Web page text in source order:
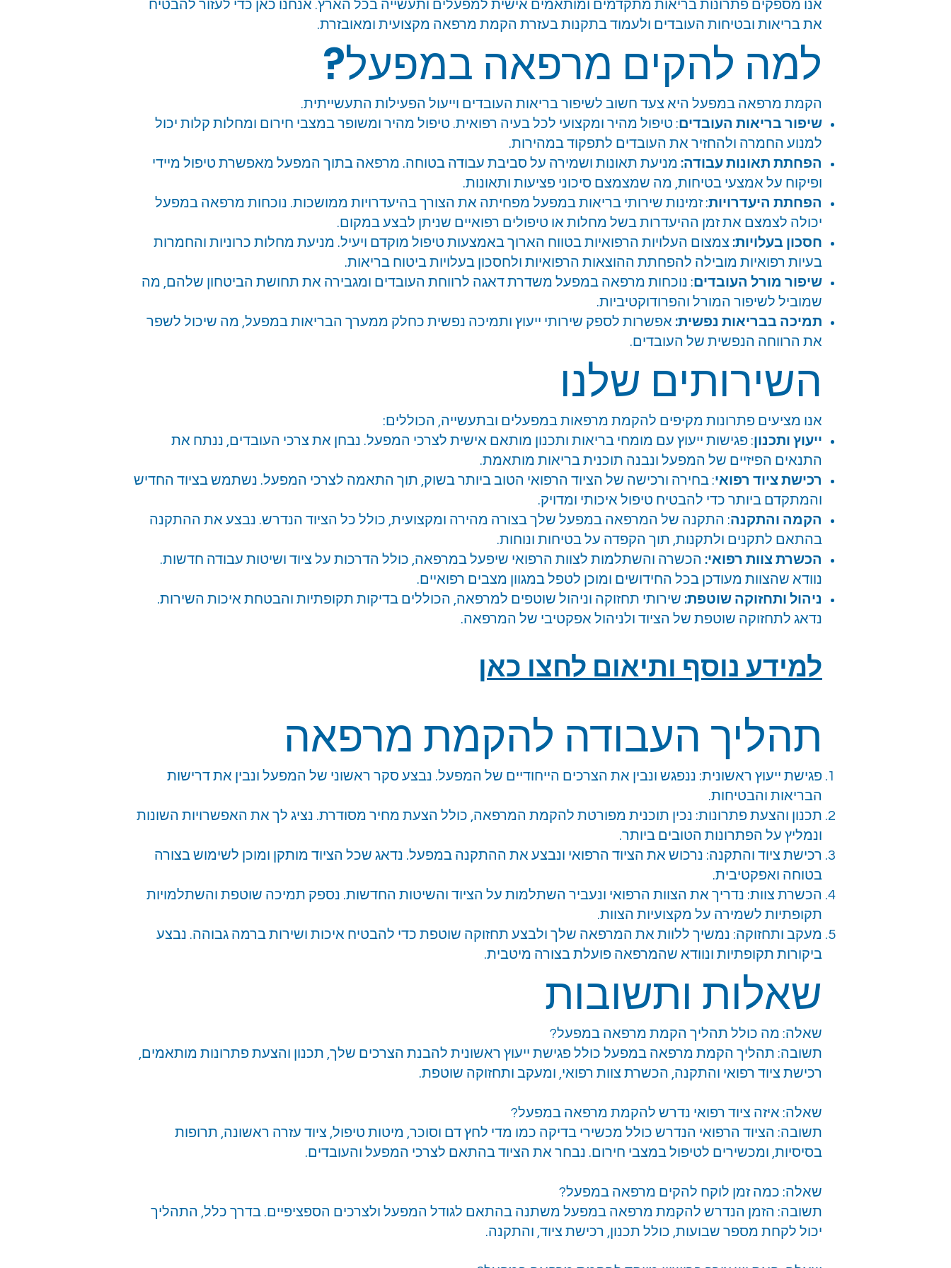
אנו מספקים פתרונות בריאות מתקדמים ומותאמים אישית למפעלים ותעשייה בכל הארץ. אנחנו כאן כדי לעזור להבטיח
את בריאות ובטיחות העובדים ולעמוד בתקנות בעזרת הקמת מרפאה מקצועית ומאובזרת.
למה להקים מרפאה במפעל?
הקמת מרפאה במפעל היא צעד חשוב לשיפור בריאות העובדים וייעול הפעילות התעשייתית.
שיפור בריאות העובדים: טיפול מהיר ומקצועי לכל בעיה רפואית. טיפול מהיר ומשופר במצבי חירום ומחלות קלות יכול
למנוע החמרה ולהחזיר את העובדים לתפקוד במהירות.
הפחתת תאונות עבודה: מניעת תאונות ושמירה על סביבת עבודה בטוחה. מרפאה בתוך המפעל מאפשרת טיפול מיידי
ופיקוח על אמצעי בטיחות, מה שמצמצם סיכוני פציעות ותאונות.
הפחתת היעדרויות: זמינות שירותי בריאות במפעל מפחיתה את הצורך בהיעדרויות ממושכות. נוכחות מרפאה במפעל
יכולה לצמצם את זמן ההיעדרות בשל מחלות או טיפולים רפואיים שניתן לבצע במקום.
חסכון בעלויות: צמצום העלויות הרפואיות בטווח הארוך באמצעות טיפול מוקדם ויעיל. מניעת מחלות כרוניות והחמרות
בעיות רפואיות מובילה להפחתת ההוצאות הרפואיות ולחסכון בעלויות ביטוח בריאות.
שיפור מורל העובדים: נוכחות מרפאה במפעל משדרת דאגה לרווחת העובדים ומגבירה את תחושת הביטחון שלהם, מה
שמוביל לשיפור המורל והפרודוקטיביות.
תמיכה בבריאות נפשית: אפשרות לספק שירותי ייעוץ ותמיכה נפשית כחלק ממערך הבריאות במפעל, מה שיכול לשפר
את הרווחה הנפשית של העובדים.
השירותים שלנו
אנו מציעים פתרונות מקיפים להקמת מרפאות במפעלים ובתעשייה, הכוללים:
ייעוץ ותכנון: פגישות ייעוץ עם מומחי בריאות ותכנון מותאם אישית לצרכי המפעל. נבחן את צרכי העובדים, ננתח את
התנאים הפיזיים של המפעל ונבנה תוכנית בריאות מותאמת.
רכישת ציוד רפואי: בחירה ורכישה של הציוד הרפואי הטוב ביותר בשוק, תוך התאמה לצרכי המפעל. נשתמש בציוד החדיש
והמתקדם ביותר כדי להבטיח טיפול איכותי ומדויק.
הקמה והתקנה: התקנה של המרפאה במפעל שלך בצורה מהירה ומקצועית, כולל כל הציוד הנדרש. נבצע את ההתקנה
בהתאם לתקנים ולתקנות, תוך הקפדה על בטיחות ונוחות.
הכשרת צוות רפואי: הכשרה והשתלמות לצוות הרפואי שיפעל במרפאה, כולל הדרכות על ציוד ושיטות עבודה חדשות.
נוודא שהצוות מעודכן בכל החידושים ומוכן לטפל במגוון מצבים רפואיים.
ניהול ותחזוקה שוטפת: שירותי תחזוקה וניהול שוטפים למרפאה, הכוללים בדיקות תקופתיות והבטחת איכות השירות.
נדאג לתחזוקה שוטפת של הציוד ולניהול אפקטיבי של המרפאה.
למידע נוסף ותיאום לחצו כאן
תהליך העבודה להקמת מרפאה
פגישת ייעוץ ראשונית: ננפגש ונבין את הצרכים הייחודיים של המפעל. נבצע סקר ראשוני של המפעל ונבין את דרישות
הבריאות והבטיחות.
תכנון והצעת פתרונות: נכין תוכנית מפורטת להקמת המרפאה, כולל הצעת מחיר מסודרת. נציג לך את האפשרויות השונות
ונמליץ על הפתרונות הטובים ביותר.
רכישת ציוד והתקנה: נרכוש את הציוד הרפואי ונבצע את ההתקנה במפעל. נדאג שכל הציוד מותקן ומוכן לשימוש בצורה
בטוחה ואפקטיבית.
הכשרת צוות: נדריך את הצוות הרפואי ונעביר השתלמות על הציוד והשיטות החדשות. נספק תמיכה שוטפת והשתלמויות
תקופתיות לשמירה על מקצועיות הצוות.
מעקב ותחזוקה: נמשיך ללוות את המרפאה שלך ולבצע תחזוקה שוטפת כדי להבטיח איכות ושירות ברמה גבוהה. נבצע
ביקורות תקופתיות ונוודא שהמרפאה פועלת בצורה מיטבית.
שאלות ותשובות
שאלה: מה כולל תהליך הקמת מרפאה במפעל?
תשובה: תהליך הקמת מרפאה במפעל כולל פגישת ייעוץ ראשונית להבנת הצרכים שלך, תכנון והצעת פתרונות מותאמים,
רכישת ציוד רפואי והתקנה, הכשרת צוות רפואי, ומעקב ותחזוקה שוטפת.
שאלה: איזה ציוד רפואי נדרש להקמת מרפאה במפעל?
תשובה: הציוד הרפואי הנדרש כולל מכשירי בדיקה כמו מדי לחץ דם וסוכר, מיטות טיפול, ציוד עזרה ראשונה, תרופות
בסיסיות, ומכשירים לטיפול במצבי חירום. נבחר את הציוד בהתאם לצרכי המפעל והעובדים.
שאלה: כמה זמן לוקח להקים מרפאה במפעל?
תשובה: הזמן הנדרש להקמת מרפאה במפעל משתנה בהתאם לגודל המפעל ולצרכים הספציפיים. בדרך כלל, התהליך
יכול לקחת מספר שבועות, כולל תכנון, רכישת ציוד, והתקנה.